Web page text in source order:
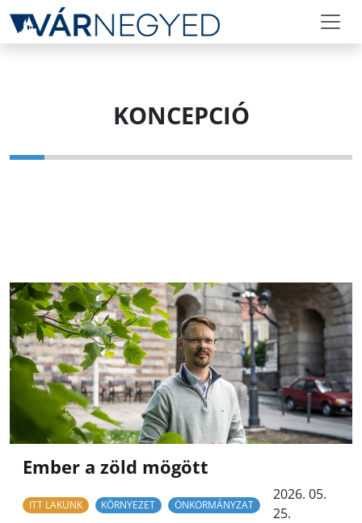
KONCEPCIÓ
Ember a zöld mögött
ITT LAKUNK KÖRNYEZET ÖNKORMÁNYZAT
2026. 05.
25.